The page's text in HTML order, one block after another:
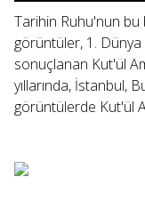
Tarihin Ruhu'nun
görüntüler, 1. Dünya
sonuçlanan Kut'ül
yıllarında, İstanbul,
görüntülerde Kut'ül